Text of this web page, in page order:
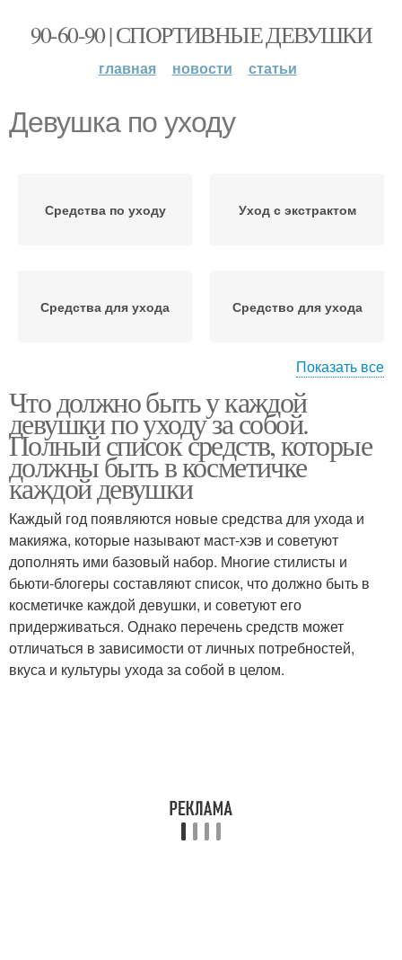
90-60-90 | СПОРТИВНЫЕ ДЕВУШКИ
главная новости статьи
Девушка по уходу
Средства по уходу Уход с экстрактом
Средства для ухода Средство для ухода
Полочка для ухода
Показать все
Что должно быть у каждой
девушки по уходу за собой.
Полный список средств, которые
должны быть в косметичке
каждой девушки
Каждый год появляются новые средства для ухода и
макияжа, которые называют маст-хэв и советуют
дополнять ими базовый набор. Многие стилисты и
бьюти-блогеры составляют список, что должно быть в
косметичке каждой девушки, и советуют его
придерживаться. Однако перечень средств может
отличаться в зависимости от личных потребностей,
вкуса и культуры ухода за собой в целом.